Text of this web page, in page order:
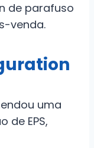
de parafuso
venda.
uma
de EPS,